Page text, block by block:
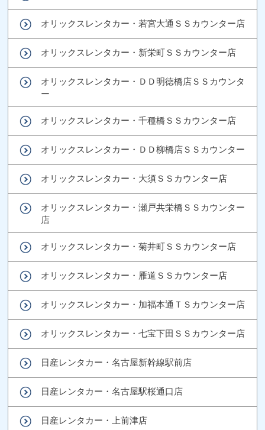
オリックスレンタカー・若宮大通ＳＳカウンター店
オリックスレンタカー・新栄町ＳＳカウンター店
オリックスレンタカー・ＤＤ明徳橋店ＳＳカウンタ
ー
オリックスレンタカー・千種橋ＳＳカウンター店
オリックスレンタカー・ＤＤ柳橋店ＳＳカウンター
オリックスレンタカー・大須ＳＳカウンター店
オリックスレンタカー・瀬戸共栄橋ＳＳカウンター
店
オリックスレンタカー・菊井町ＳＳカウンター店
オリックスレンタカー・雁道ＳＳカウンター店
オリックスレンタカー・加福本通ＴＳカウンター店
オリックスレンタカー・七宝下田ＳＳカウンター店
日産レンタカー・名古屋新幹線駅前店
日産レンタカー・名古屋駅桜通口店
日産レンタカー・上前津店